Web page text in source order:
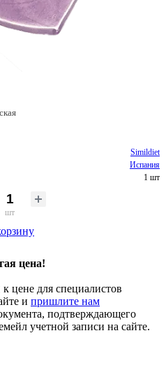
Simildiet
Испания
1 шт
шт
цена!
цене для специалистов
и пришлите нам
подтверждающего
учетной записи на сайте.